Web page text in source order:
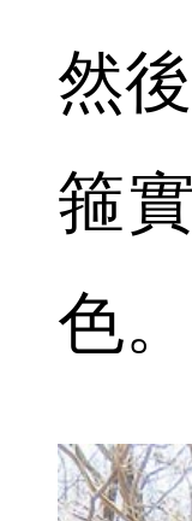
然
箍
色。